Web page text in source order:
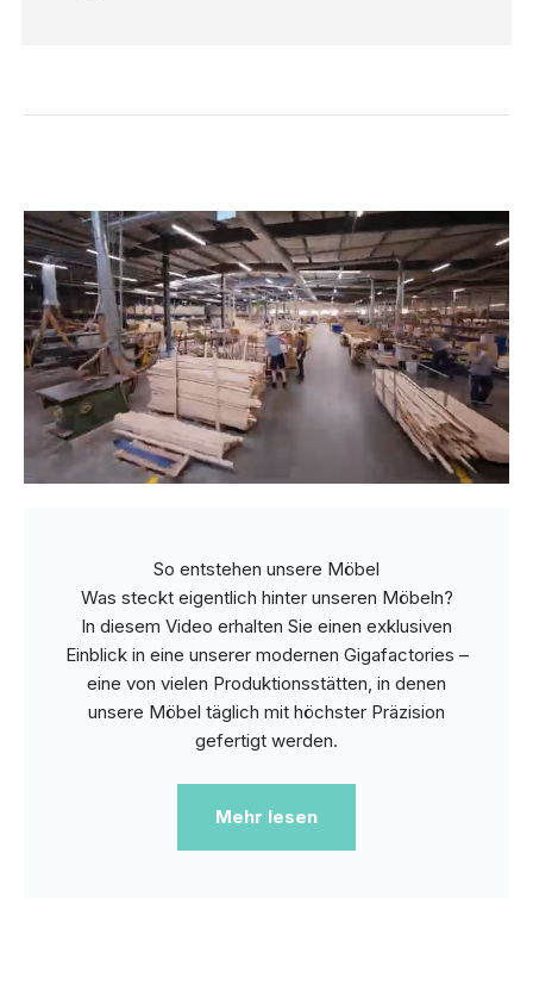
So entstehen unsere Möbel
Was steckt eigentlich hinter unseren Möbeln?
In diesem Video erhalten Sie einen exklusiven
Einblick in eine unserer modernen Gigafactories –
eine von vielen Produktionsstätten, in denen
unsere Möbel täglich mit höchster Präzision
gefertigt werden.
Mehr lesen